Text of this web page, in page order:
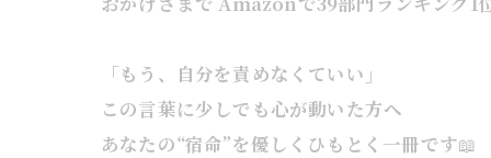
「もう、自分を責めなくていい」
この言葉に少しでも心が動いた方へ
あなたの“宿命”を優しくひもとく一冊です📖